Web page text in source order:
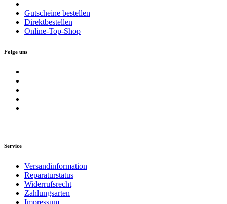
Gutscheine bestellen
Direktbestellen
Online-Top-Shop
Folge uns
Service
Versandinformation
Reparaturstatus
Widerrufsrecht
Zahlungsarten